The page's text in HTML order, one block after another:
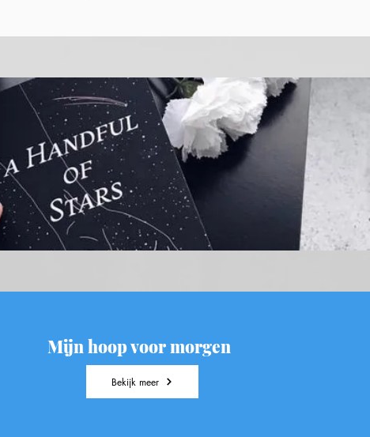
Mijn hoop voor morgen
Bekijk meer